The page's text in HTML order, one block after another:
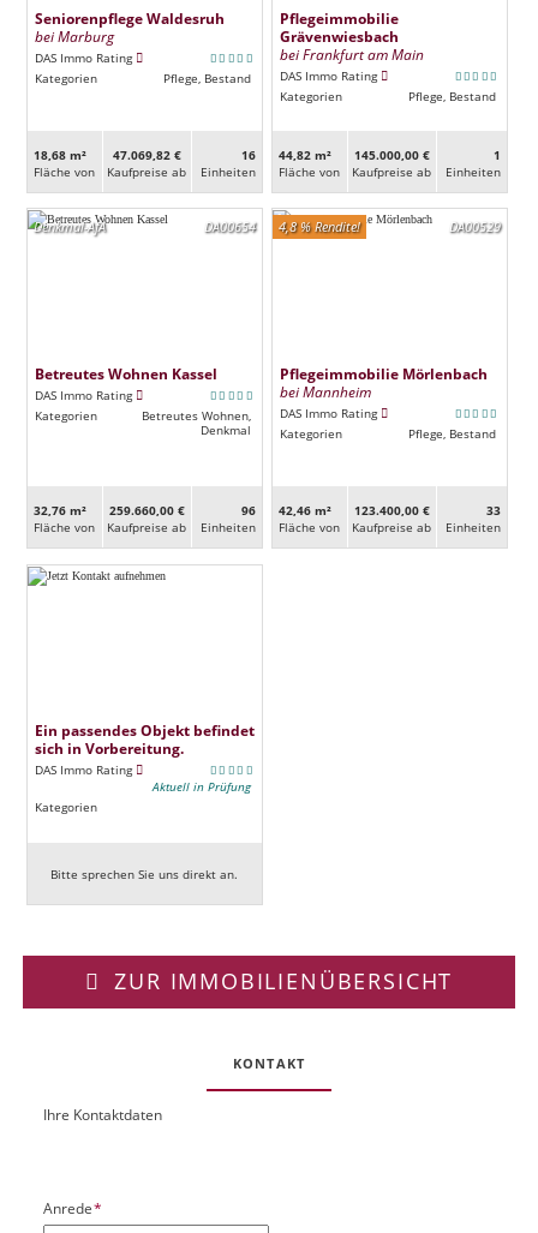
Seniorenpflege Waldesruh
bei Marburg
DAS Immo Rating
Kategorien
Pflege, Bestand
18,68 m²
Fläche von
47.069,82 €
Kaufpreise ab
16
Ein­heiten
Pflegeimmobilie
Grävenwiesbach
bei Frankfurt am Main
DAS Immo Rating
Kategorien
Pflege, Bestand
44,82 m²
Fläche von
145.000,00 €
Kaufpreise ab
1
Ein­heiten
DA00654
Denkmal-AfA
Betreutes Wohnen Kassel
DAS Immo Rating
Kategorien
Betreutes Wohnen,
Denkmal
32,76 m²
Fläche von
259.660,00 €
Kaufpreise ab
96
Ein­heiten
DA00529
4,8 % Rendite!
Pflegeimmobilie Mörlenbach
bei Mannheim
DAS Immo Rating
Kategorien
Pflege, Bestand
42,46 m²
Fläche von
123.400,00 €
Kaufpreise ab
33
Ein­heiten
Ein passendes Objekt befindet
sich in Vorbereitung.
DAS Immo Rating
Aktuell in Prüfung
Kategorien
Bitte sprechen Sie uns direkt an.
ZUR IMMOBILIENÜBERSICHT
KONTAKT
O
k
UIhre Kontaktdaten
P
Anrede*